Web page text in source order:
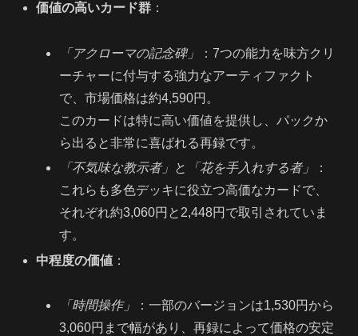
価値の高いカード群 ：
「アクローマの記念碑」
：7つの能力を味方クリ
ーチャーに付与する強力なアーティファクト
で、市場価格は約4,590円。
このカードは特に高い価値を提供し、パックか
ら出ると非常に喜ばれる再録です。
「不気味な教示者」 と 「花を手入れする者」
：
これらも多色デッキに役立つ高価なカードで、
それぞれ約3,060円と2,448円で取引されていま
す。
中程度の価値 ：
「時間操作」
：一部のバージョンは1,530円から
3,060円まで幅があり、再録によって価格の安定